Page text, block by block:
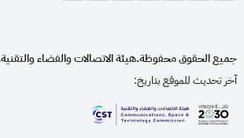
جميع الحقوق محفوظة.هيئة الاتصالات والفضاء والتقنية.
آخر تحديث للموقع بتاريخ: